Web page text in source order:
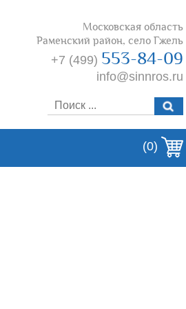
Московская область
Раменский район, село Гжель
+7 (499) 553-84-09
info@sinnros.ru
(0)